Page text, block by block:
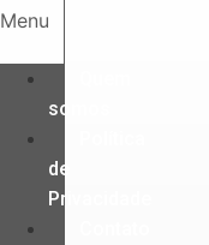
Ir
o
conteúdo
Menu
somos
de
Privacidade